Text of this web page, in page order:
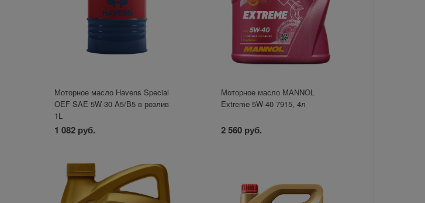
Моторное масло Havens Special
OEF SAE 5W-30 A5/B5 в розлив
1L
1 082 руб.
Моторное масло MANNOL
Extreme 5W-40 7915, 4л
2 560 руб.